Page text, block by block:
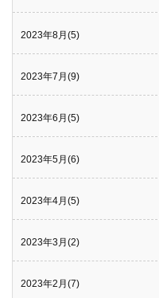
2023年8月(5)
2023年7月(9)
2023年6月(5)
2023年5月(6)
2023年4月(5)
2023年3月(2)
2023年2月(7)